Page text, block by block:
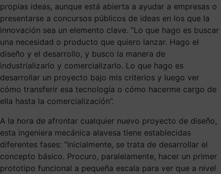
propias ideas, aunque está abierta a ayudar a empresas o
presentarse a concursos públicos de ideas en los que la
innovación sea un elemento clave. “Lo que hago es buscar
una necesidad o producto que quiero lanzar. Hago el
diseño y el desarrollo, y busco la manera de
industrializarlo y comercializarlo. Lo que hago es
desarrollar un proyecto bajo mis criterios y luego ver
cómo transferir esa tecnología o cómo hacerme cargo de
ella hasta la comercialización”.
A la hora de afrontar cualquier nuevo proyecto de diseño,
esta ingeniera mecánica alavesa tiene establecidas
diferentes fases: “Inicialmente, se trata de desarrollar el
concepto básico. Procuro, paralelamente, hacer un primer
prototipo funcional a pequeña escala para ver que a nivel